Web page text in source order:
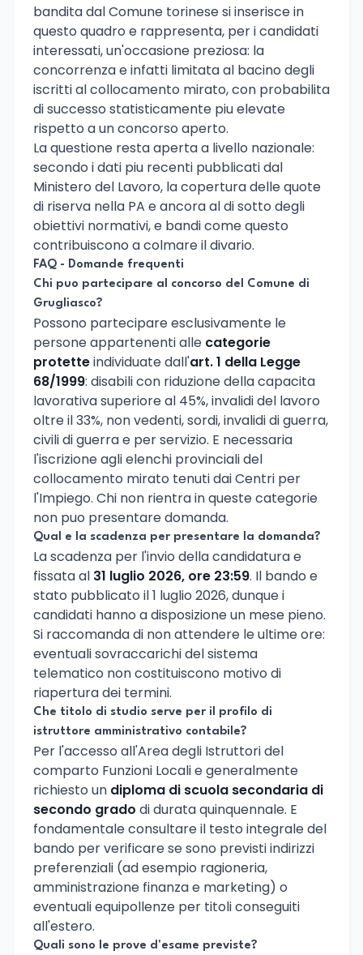
bandita dal Comune torinese si inserisce in
questo quadro e rappresenta, per i candidati
interessati, un'occasione preziosa: la
concorrenza e infatti limitata al bacino degli
iscritti al collocamento mirato, con probabilita
di successo statisticamente piu elevate
rispetto a un concorso aperto.
La questione resta aperta a livello nazionale:
secondo i dati piu recenti pubblicati dal
Ministero del Lavoro, la copertura delle quote
di riserva nella PA e ancora al di sotto degli
obiettivi normativi, e bandi come questo
contribuiscono a colmare il divario.
FAQ - Domande frequenti
Chi puo partecipare al concorso del Comune di
Grugliasco?
Possono partecipare esclusivamente le
persone appartenenti alle categorie
protetteindividuate dall'art. 1 della Legge
68/1999: disabili con riduzione della capacita
lavorativa superiore al 45%, invalidi del lavoro
oltre il 33%, non vedenti, sordi, invalidi di guerra,
civili di guerra e per servizio. E necessaria
l'iscrizione agli elenchi provinciali del
collocamento mirato tenuti dai Centri per
l'Impiego. Chi non rientra in queste categorie
non puo presentare domanda.
Qual e la scadenza per presentare la domanda?
La scadenza per l'invio della candidatura e
fissata al 31 luglio 2026, ore 23:59. Il bando e
stato pubblicato il 1 luglio 2026, dunque i
candidati hanno a disposizione un mese pieno.
Si raccomanda di non attendere le ultime ore:
eventuali sovraccarichi del sistema
telematico non costituiscono motivo di
riapertura dei termini.
Che titolo di studio serve per il profilo di
istruttore amministrativo contabile?
Per l'accesso all'Area degli Istruttori del
comparto Funzioni Locali e generalmente
richiesto un diploma di scuola secondaria di
secondo grado di durata quinquennale. E
fondamentale consultare il testo integrale del
bando per verificare se sono previsti indirizzi
preferenziali (ad esempio ragioneria,
amministrazione finanza e marketing) o
eventuali equipollenze per titoli conseguiti
all'estero.
Quali sono le prove d'esame previste?